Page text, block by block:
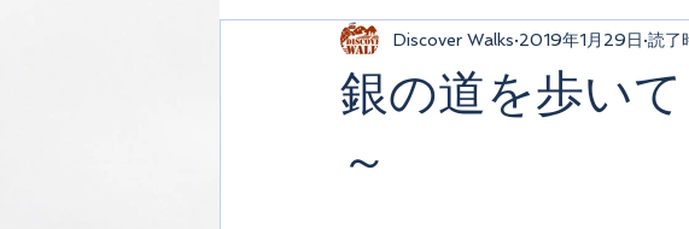
銀の道を歩い
～
Discover Walks 2019年1月29日 読了